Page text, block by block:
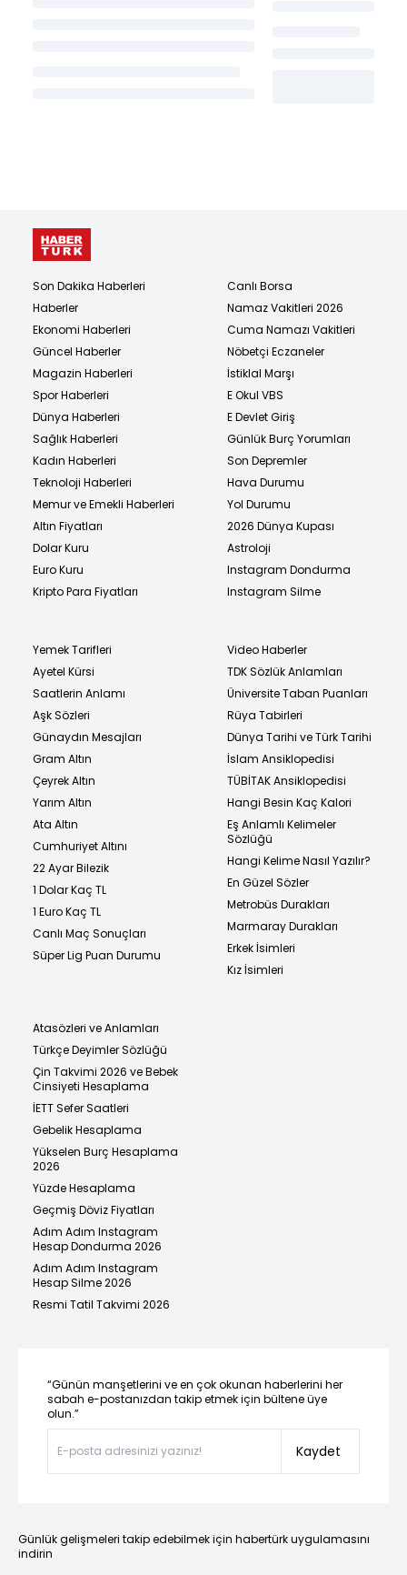
Son Dakika Haberleri
Haberler
Ekonomi Haberleri
Güncel Haberler
Magazin Haberleri
Spor Haberleri
Dünya Haberleri
Sağlık Haberleri
Kadın Haberleri
Teknoloji Haberleri
Memur ve Emekli Haberleri
Altın Fiyatları
Dolar Kuru
Euro Kuru
Kripto Para Fiyatları
Canlı Borsa
Namaz Vakitleri 2026
Cuma Namazı Vakitleri
Nöbetçi Eczaneler
İstiklal Marşı
E Okul VBS
E Devlet Giriş
Günlük Burç Yorumları
Son Depremler
Hava Durumu
Yol Durumu
2026 Dünya Kupası
Astroloji
Instagram Dondurma
Instagram Silme
Yemek Tarifleri
Ayetel Kürsi
Saatlerin Anlamı
Aşk Sözleri
Günaydın Mesajları
Gram Altın
Çeyrek Altın
Yarım Altın
Ata Altın
Cumhuriyet Altını
22 Ayar Bilezik
1 Dolar Kaç TL
1 Euro Kaç TL
Canlı Maç Sonuçları
Süper Lig Puan Durumu
Video Haberler
TDK Sözlük Anlamları
Üniversite Taban Puanları
Rüya Tabirleri
Dünya Tarihi ve Türk Tarihi
İslam Ansiklopedisi
TÜBİTAK Ansiklopedisi
Hangi Besin Kaç Kalori
Eş Anlamlı Kelimeler
Sözlüğü
Hangi Kelime Nasıl Yazılır?
En Güzel Sözler
Metrobüs Durakları
Marmaray Durakları
Erkek İsimleri
Kız İsimleri
Atasözleri ve Anlamları
Türkçe Deyimler Sözlüğü
Çin Takvimi 2026 ve Bebek
Cinsiyeti Hesaplama
İETT Sefer Saatleri
Gebelik Hesaplama
Yükselen Burç Hesaplama
2026
Yüzde Hesaplama
Geçmiş Döviz Fiyatları
Adım Adım Instagram
Hesap Dondurma 2026
Adım Adım Instagram
Hesap Silme 2026
Resmi Tatil Takvimi 2026
“Günün manşetlerini ve en çok okunan haberlerini her
sabah e-postanızdan takip etmek için bültene üye
olun.”
Kaydet
Günlük gelişmeleri takip edebilmek için habertürk uygulamasını
indirin